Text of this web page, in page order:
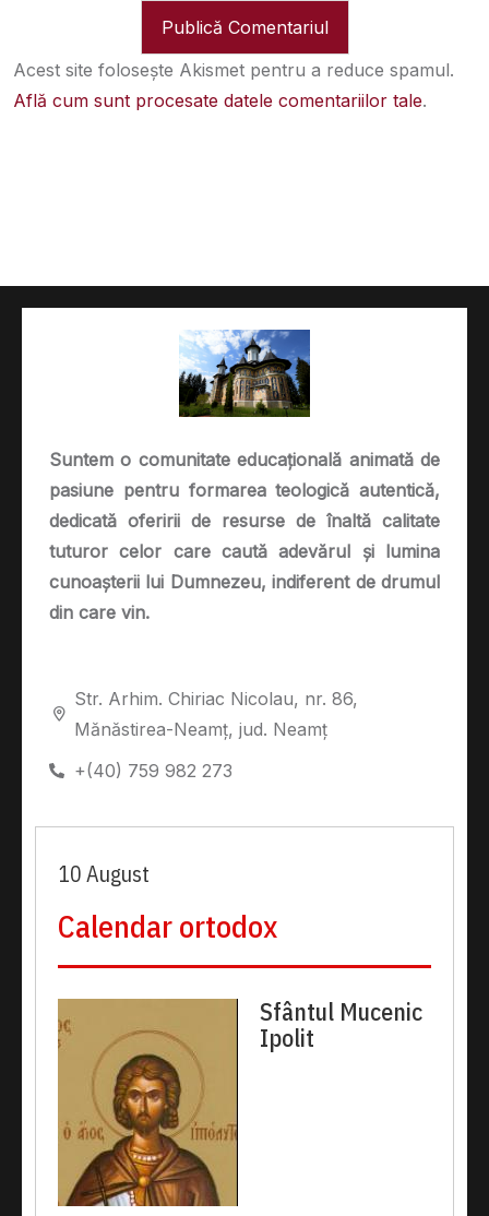
Acest site folosește Akismet pentru a reduce spamul.
Află cum sunt procesate datele comentariilor tale.
Suntem o comunitate educațională animată de
pasiune pentru formarea teologică autentică,
dedicată oferirii de resurse de înaltă calitate
tuturor celor care caută adevărul și lumina
cunoașterii lui Dumnezeu, indiferent de drumul
din care vin.
Str. Arhim. Chiriac Nicolau, nr. 86,
Mănăstirea-Neamț, jud. Neamț
+(40) 759 982 273
10 August
Calendar ortodox
Sfântul Mucenic
Ipolit